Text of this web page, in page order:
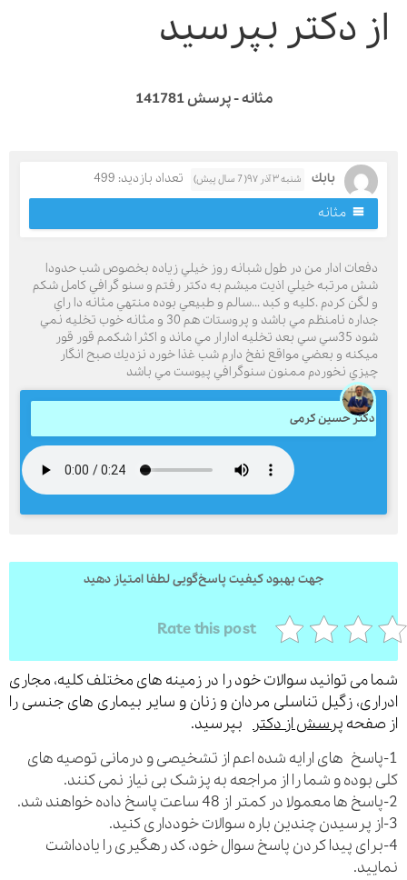
دکتر بپرسید
مثانه - پرسش 141781
بابك شنبه ۳ آذر ۹۷( 7 سال پیش)
تعداد بازدید: 499
مثانه
ادار من در طول شبانه روز خيلي زياده بخصوص شب حدودا
مرتبه خيلي اذيت ميشم به دكتر رفتم و سنو گرافي كامل شكم
لگن كردم .كليه و كبد ...سالم و طبيعي بوده منتهي مثانه دا راي
جداره نامنظم مي باشد و پروستات هم 30 و مثانه خوب تخليه نمي
شود 35سي سي بعد تخليه ادارار مي ماند و اكثرا شكمم قور قور
و بعضي مواقع نفخ دارم شب غذا خورد نزديك صبح انگار
نخوردم ممنون سنوگرافي پيوست مي باشد
دکتر حسین کرمی
جهت بهبود کیفیت پاسخ‌گویی لطفا امتیاز دهید
Rate this post
توانید سوالات خود را در زمینه های مختلف کلیه، مجاری
زگیل تناسلی مردان و زنان و سایر بیماری های جنسی را
پرسش از دکتربپرسید.
های ارایه شده اعم از تشخیصی و درمانی توصیه های
و شما را از مراجعه به پزشک بی نیاز نمی کنند.
پیدا کردن پاسخ سوال خود، کد رهگیری را یادداشت
ارسال